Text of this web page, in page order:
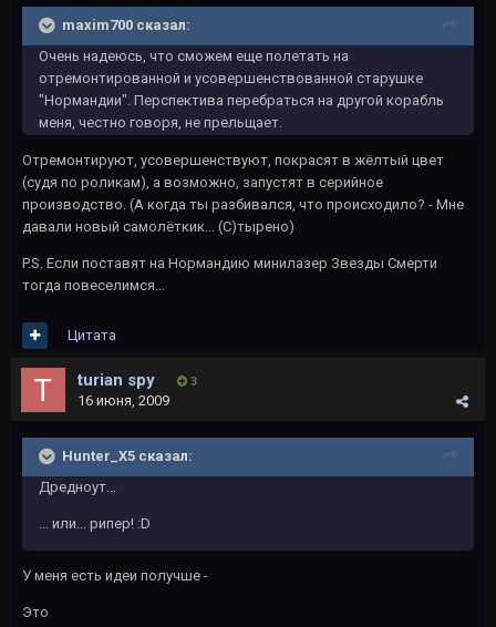
maxim700 сказал:
Очень надеюсь, что сможем еще полетать на
отремонтированной и усовершенствованной старушке
"Нормандии". Перспектива перебраться на другой корабль
меня, честно говоря, не прельщает.
Отремонтируют, усовершенствуют, покрасят в жёлтый цвет
(судя по роликам), а возможно, запустят в серийное
производство. (А когда ты разбивался, что происходило? - Мне
давали новый самолёткик... (С)тырено)
P.S. Если поставят на Нормандию минилазер Звезды Смерти
тогда повеселимся...
Цитата
turian spy 3
16 июня, 2009
Hunter_X5 сказал:
Дредноут...
... или... рипер! :D
У меня есть идеи получше -
Это